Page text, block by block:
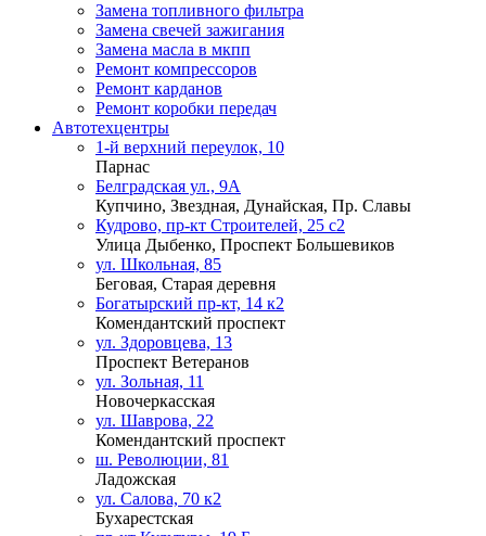
Замена топливного фильтра
Замена свечей зажигания
Замена масла в мкпп
Ремонт компрессоров
Ремонт карданов
Ремонт коробки передач
Автотехцентры
1-й верхний переулок, 10
Парнас
Белградская ул., 9А
Купчино, Звездная, Дунайская, Пр. Славы
Кудрово, пр-кт Строителей, 25 с2
Улица Дыбенко, Проспект Большевиков
ул. Школьная, 85
Беговая, Старая деревня
Богатырский пр-кт, 14 к2
Комендантский проспект
ул. Здоровцева, 13
Проспект Ветеранов
ул. Зольная, 11
Новочеркасская
ул. Шаврова, 22
Комендантский проспект
ш. Революции, 81
Ладожская
ул. Салова, 70 к2
Бухарестская